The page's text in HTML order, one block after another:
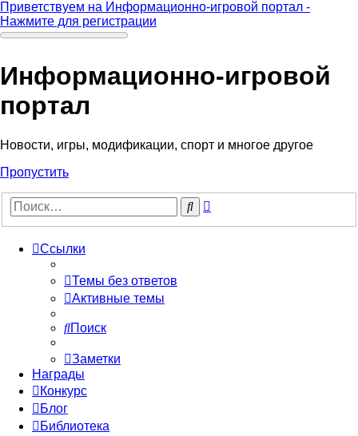
Приветствуем на Информационно-игровой портал -
Нажмите для регистрации
Информационно-игровой
портал
Новости, игры, модификации, спорт и многое другое
Пропустить
Поиск
Ссылки
Темы без ответов
Активные темы
Поиск
Заметки
Награды
Конкурс
Блог
Библиотека